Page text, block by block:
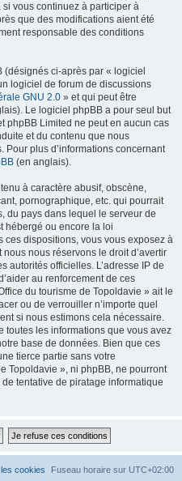
vous continuez à participer à
que des modifications aient été
responsable des conditions
ci-après par « logiciel
logiciel de forum de discussions
GNU 2.0 » et qui peut être
Le logiciel phpBB a pour seul but
phpBB Limited ne peut en aucun cas
et du contenu que nous
Pour plus d’informations concernant
(en anglais).
à caractère abusif, obscène,
pornographique, etc. qui pourrait
du pays dans lequel le serveur de
hébergé ou encore la loi
dispositions, vous vous exposez à
nous réservons le droit d’avertir
autorités officielles. L’adresse IP de
au renforcement de ces
du tourisme de Topoldavie » ait le
ou de verrouiller n’importe quel
si nous estimons cela nécessaire.
toutes les informations que vous avez
base de données. Bien que ces
tierce partie sans votre
Topoldavie », ni phpBB, ne pourront
tentative de piratage informatique
Fuseau horaire sur UTC+02:00
cookies